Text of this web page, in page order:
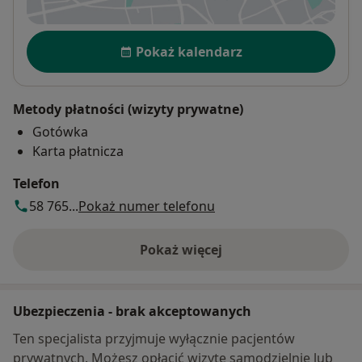
Dostępność
Pokaż kalendarz
Metody płatności (wizyty prywatne)
Gotówka
Karta płatnicza
Telefon
58 765...Pokaż numer telefonu
Pokaż więcej
o adresie
Ubezpieczenia - brak akceptowanych
Ten specjalista przyjmuje wyłącznie pacjentów
prywatnych. Możesz opłacić wizytę samodzielnie lub